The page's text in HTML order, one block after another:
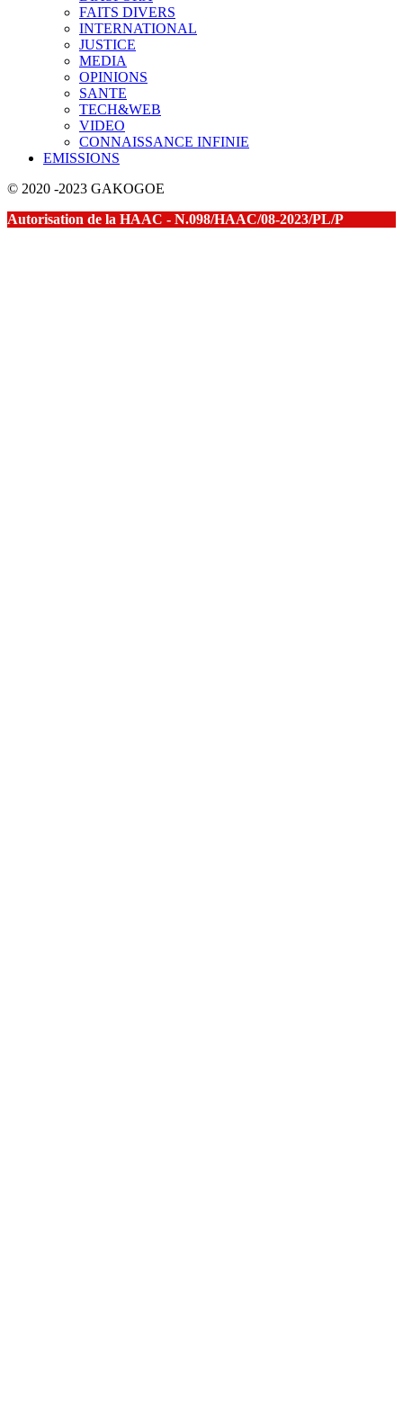
FAITS DIVERS
INTERNATIONAL
JUSTICE
MEDIA
OPINIONS
SANTE
TECH&WEB
VIDEO
CONNAISSANCE INFINIE
EMISSIONS
© 2020 -2023 GAKOGOE
Autorisation de la HAAC - N.098/HAAC/08-2023/PL/P